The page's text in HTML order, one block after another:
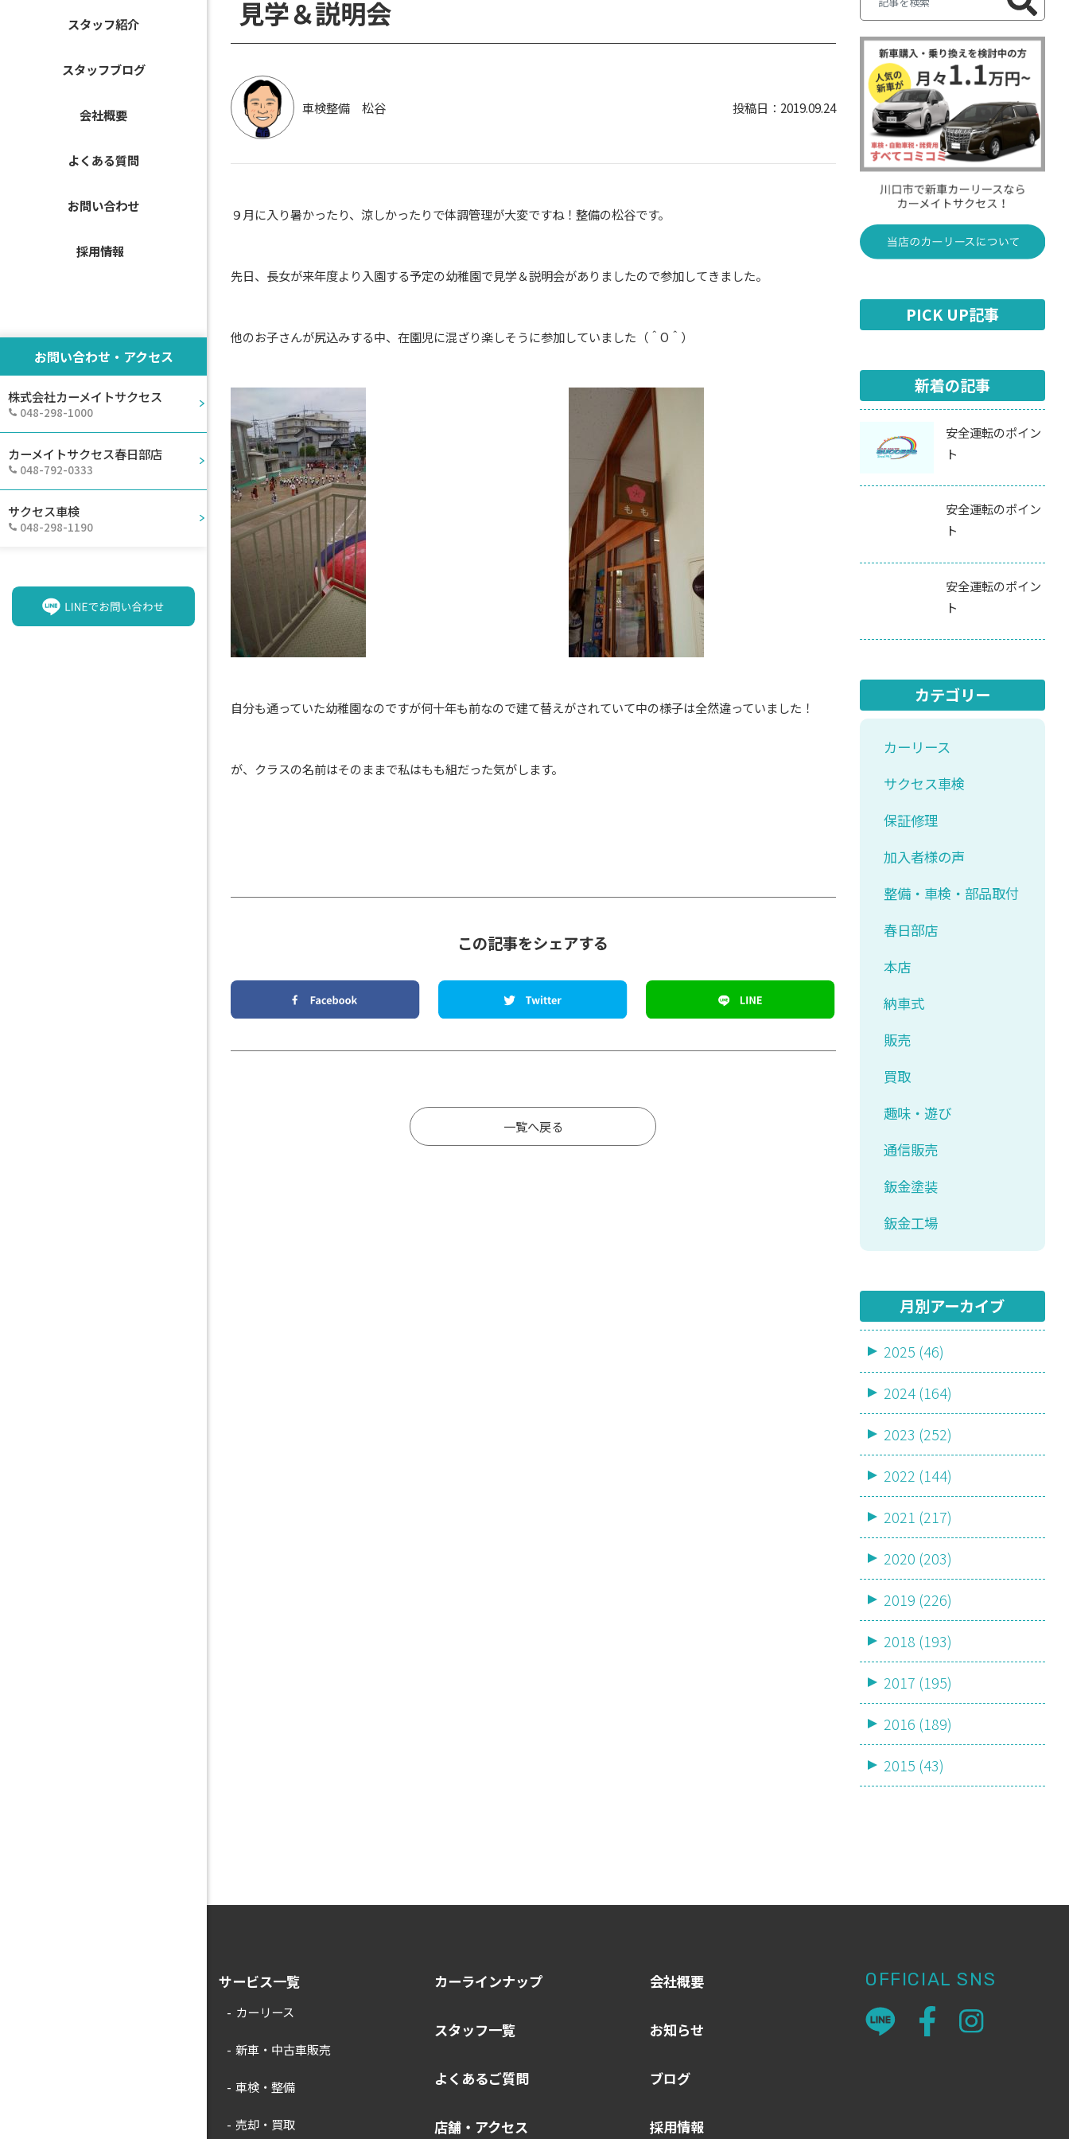
スタッフ紹介
スタッフブログ
会社概要
よくある質問
お問い合わせ
採用情報
お問い合わせ・アクセス
株式会社カーメイトサクセス
048-298-1000
カーメイトサクセス春日部店
048-792-0333
サクセス車検
048-298-1190
見学＆説明会
車検整備 松谷 2019.09.24
９月に入り暑かったり、涼しかったりで体調管理が大変ですね！整備の松谷です。
先日、長女が来年度より入園する予定の幼稚園で見学＆説明会がありましたので参加してきました。
他のお子さんが尻込みする中、在園児に混ざり楽しそうに参加していました（＾O＾）
自分も通っていた幼稚園なのですが何十年も前なので建て替えがされていて中の様子は全然違っていました！
が、クラスの名前はそのままで私はもも組だった気がします。
この記事をシェアする
一覧へ戻る
PICK UP記事
新着の記事
安全運転のポイン
ト
安全運転のポイン
ト
安全運転のポイン
ト
カテゴリー
カーリース
サクセス車検
保証修理
加入者様の声
整備・車検・部品取付
春日部店
本店
納車式
販売
買取
趣味・遊び
通信販売
鈑金塗装
鈑金工場
月別アーカイブ
2025 (46)
2024 (164)
2023 (252)
2022 (144)
2021 (217)
2020 (203)
2019 (226)
2018 (193)
2017 (195)
2016 (189)
2015 (43)
サービス一覧
カーリース
新車・中古車販売
車検・整備
売却・買取
カーラインナップ
スタッフ一覧
よくあるご質問
店舗・アクセス
会社概要
お知らせ
ブログ
採用情報
OFFICIAL SNS